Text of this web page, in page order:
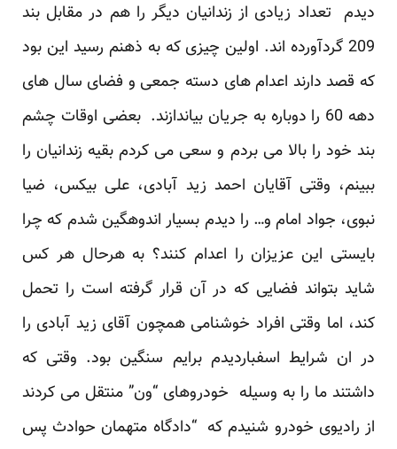
دیدم تعداد زیادی از زندانیان دیگر را هم در مقابل بند
209 گردآورده اند. اولین چیزی که به ذهنم رسید این بود
که قصد دارند اعدام های دسته جمعی و فضای سال های
دهه 60 را دوباره به جریان بیاندازند. بعضی اوقات چشم
بند خود را بالا می بردم و سعی می کردم بقیه زندانیان را
ببینم، وقتی آقایان احمد زید آبادی، علی بیکس، ضیا
نبوی، جواد امام و… را دیدم بسیار اندوهگین شدم که چرا
بایستی این عزیزان را اعدام کنند؟ به هرحال هر کس
شاید بتواند فضایی که در آن قرار گرفته است را تحمل
کند، اما وقتی افراد خوشنامی همچون آقای زید آبادی را
در ان شرایط اسفباردیدم برایم سنگین بود. وقتی که
داشتند ما را به وسیله خودروهای “ون” منتقل می کردند
از رادیوی خودرو شنیدم که “دادگاه متهمان حوادث پس